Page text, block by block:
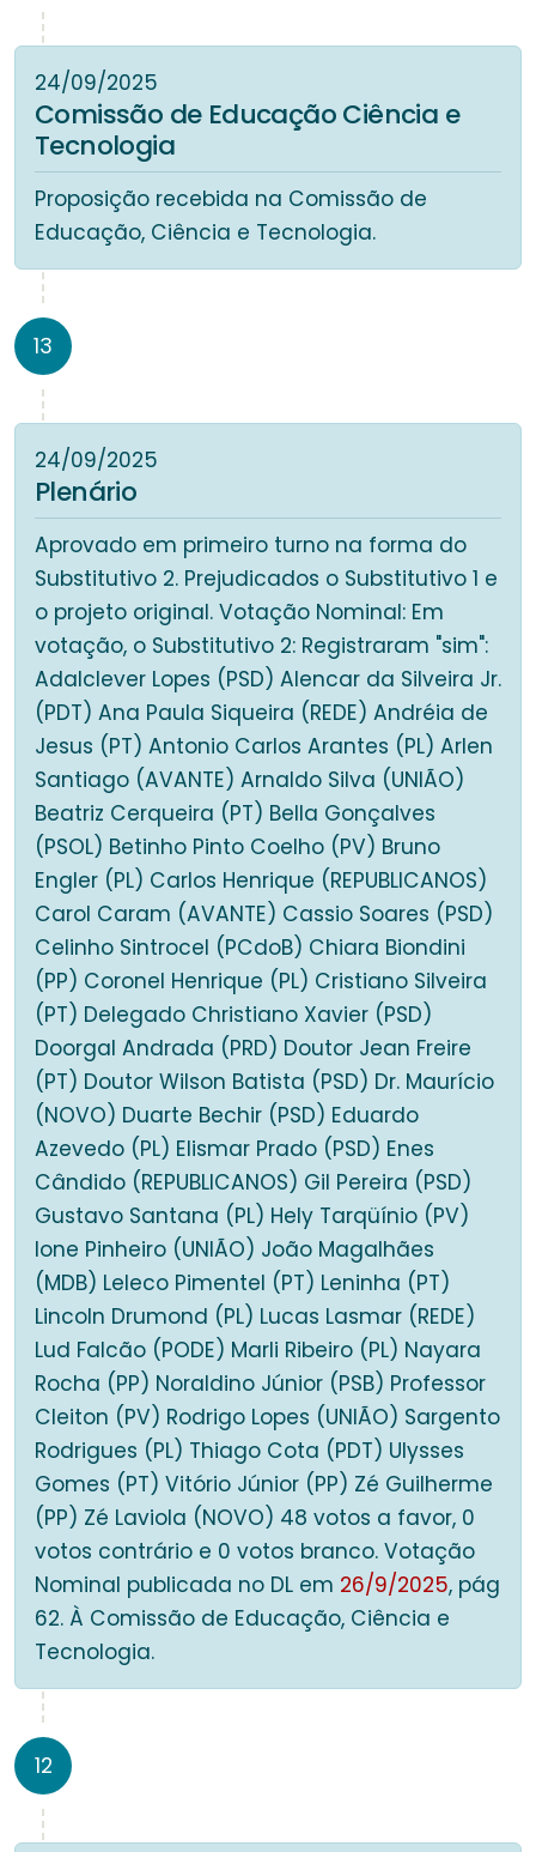
24/09/2025
Comissão de Educação Ciência e
Tecnologia
Proposição recebida na Comissão de
Educação, Ciência e Tecnologia.
13
24/09/2025
Plenário
Aprovado em primeiro turno na forma do
Substitutivo 2. Prejudicados o Substitutivo 1 e
o projeto original. Votação Nominal: Em
votação, o Substitutivo 2: Registraram "sim":
Adalclever Lopes (PSD) Alencar da Silveira Jr.
(PDT) Ana Paula Siqueira (REDE) Andréia de
Jesus (PT) Antonio Carlos Arantes (PL) Arlen
Santiago (AVANTE) Arnaldo Silva (UNIÃO)
Beatriz Cerqueira (PT) Bella Gonçalves
(PSOL) Betinho Pinto Coelho (PV) Bruno
Engler (PL) Carlos Henrique (REPUBLICANOS)
Carol Caram (AVANTE) Cassio Soares (PSD)
Celinho Sintrocel (PCdoB) Chiara Biondini
(PP) Coronel Henrique (PL) Cristiano Silveira
(PT) Delegado Christiano Xavier (PSD)
Doorgal Andrada (PRD) Doutor Jean Freire
(PT) Doutor Wilson Batista (PSD) Dr. Maurício
(NOVO) Duarte Bechir (PSD) Eduardo
Azevedo (PL) Elismar Prado (PSD) Enes
Cândido (REPUBLICANOS) Gil Pereira (PSD)
Gustavo Santana (PL) Hely Tarqüínio (PV)
Ione Pinheiro (UNIÃO) João Magalhães
(MDB) Leleco Pimentel (PT) Leninha (PT)
Lincoln Drumond (PL) Lucas Lasmar (REDE)
Lud Falcão (PODE) Marli Ribeiro (PL) Nayara
Rocha (PP) Noraldino Júnior (PSB) Professor
Cleiton (PV) Rodrigo Lopes (UNIÃO) Sargento
Rodrigues (PL) Thiago Cota (PDT) Ulysses
Gomes (PT) Vitório Júnior (PP) Zé Guilherme
(PP) Zé Laviola (NOVO) 48 votos a favor, 0
votos contrário e 0 votos branco. Votação
Nominal publicada no DL em 26/9/2025, pág
62. À Comissão de Educação, Ciência e
Tecnologia.
12